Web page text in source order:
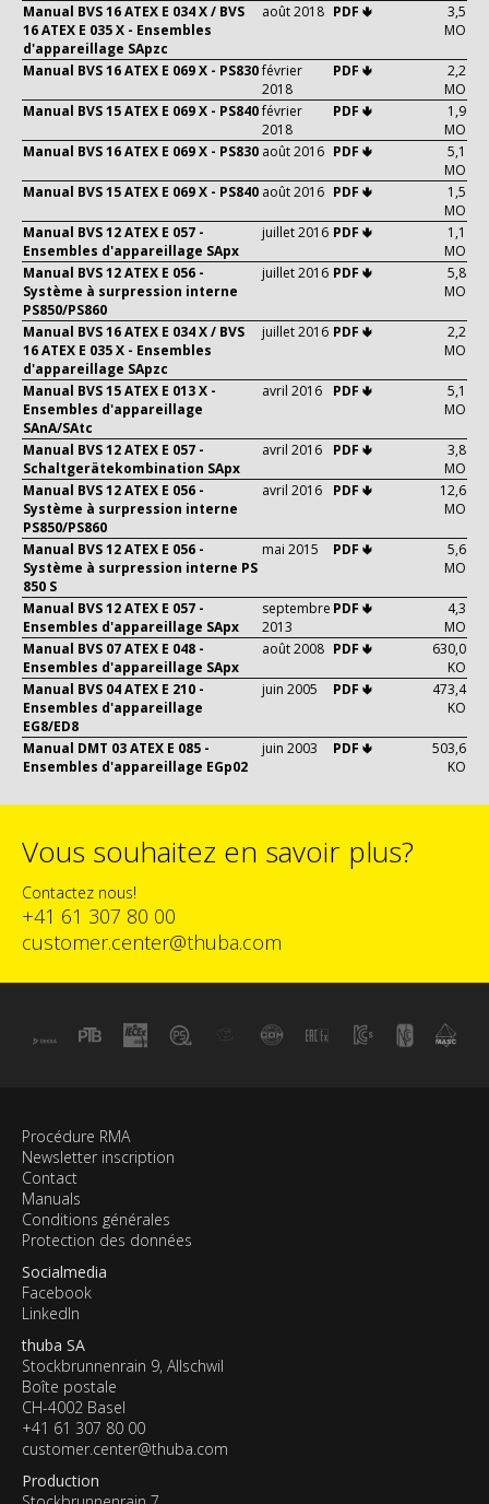
Manual BVS 16 ATEX E 034 X / BVS
16 ATEX E 035 X - Ensembles
d'appareillage SApzc
août 2018 PDF 🢃
3,5
MO
Manual BVS 16 ATEX E 069 X - PS830février
2018
PDF 🢃
2,2
MO
Manual BVS 15 ATEX E 069 X - PS840février
2018
PDF 🢃
1,9
MO
Manual BVS 16 ATEX E 069 X - PS830 août 2016 PDF 🢃
5,1
MO
Manual BVS 15 ATEX E 069 X - PS840 août 2016 PDF 🢃
1,5
MO
Manual BVS 12 ATEX E 057 -
Ensembles d'appareillage SApx
juillet 2016 PDF 🢃
1,1
MO
Manual BVS 12 ATEX E 056 -
Système à surpression interne
PS850/PS860
juillet 2016 PDF 🢃
5,8
MO
Manual BVS 16 ATEX E 034 X / BVS
16 ATEX E 035 X - Ensembles
d'appareillage SApzc
juillet 2016 PDF 🢃
2,2
MO
Manual BVS 15 ATEX E 013 X -
Ensembles d'appareillage
SAnA/SAtc
avril 2016 PDF 🢃
5,1
MO
Manual BVS 12 ATEX E 057 -
Schaltgerätekombination SApx
avril 2016 PDF 🢃
3,8
MO
Manual BVS 12 ATEX E 056 -
Système à surpression interne
PS850/PS860
avril 2016 PDF 🢃
12,6
MO
Manual BVS 12 ATEX E 056 -
Système à surpression interne PS
850 S
mai 2015 PDF 🢃
5,6
MO
Manual BVS 12 ATEX E 057 -
Ensembles d'appareillage SApx
septembre
2013
PDF 🢃
4,3
MO
Manual BVS 07 ATEX E 048 -
Ensembles d'appareillage SApx
août 2008 PDF 🢃
630,0
KO
Manual BVS 04 ATEX E 210 -
Ensembles d'appareillage
EG8/ED8
juin 2005 PDF 🢃
473,4
KO
Manual DMT 03 ATEX E 085 -
Ensembles d'appareillage EGp02
juin 2003 PDF 🢃
503,6
KO
Vous souhaitez en savoir plus?
Contactez nous!
+41 61 307 80 00
customer.center@thuba.com
Procédure RMA
Newsletter inscription
Contact
Manuals
Conditions générales
Protection des données
Socialmedia
Facebook
LinkedIn
thuba SA
Stockbrunnenrain 9, Allschwil
Boîte postale
CH-4002 Basel
+41 61 307 80 00
customer.center@thuba.com
Production